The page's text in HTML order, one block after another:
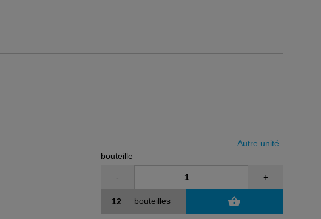
Autre unité
bouteille
- +
bouteilles